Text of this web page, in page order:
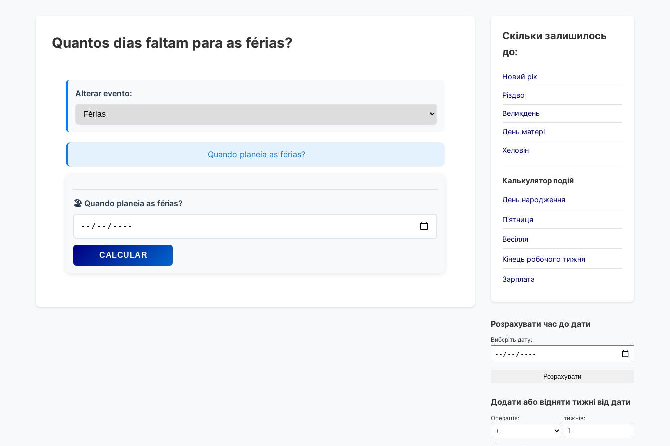
Quantos dias faltam para as férias?
Alterar evento:
Quando planeia as férias?
🏖️ Quando planeia as férias?
CALCULAR
Скільки залишилось
до:
Новий рік
Різдво
Великдень
День матері
Хеловін
Калькулятор подій
День народження
П'ятниця
Весілля
Кінець робочого тижня
Зарплата
Розрахувати час до дати
Виберіть дату:
Розрахувати
Додати або відняти тижні від дати
Операція: тижнів: